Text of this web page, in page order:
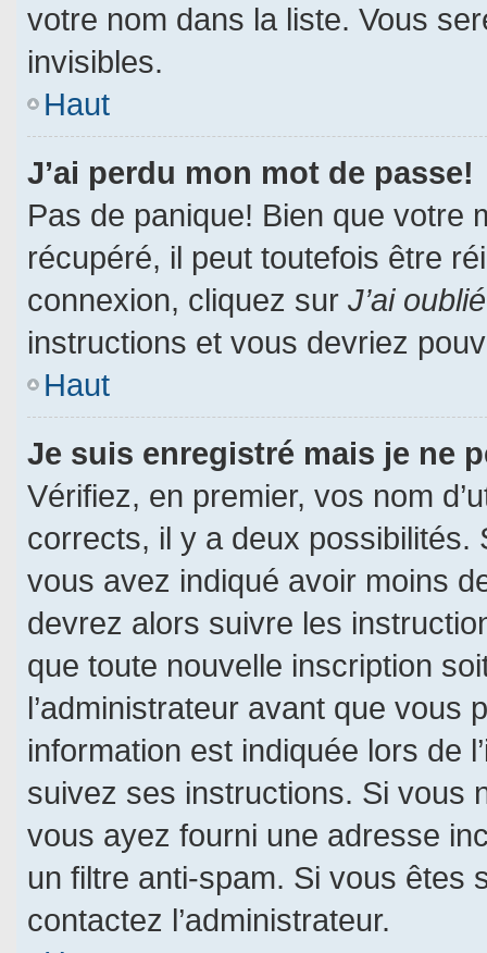
votre nom dans la liste. Vous
invisibles.
Haut
J’ai perdu mon mot de passe!
Pas de panique! Bien que votre
récupéré, il peut toutefois être
connexion, cliquez sur J’ai
instructions et vous devriez
Haut
Je suis enregistré mais je ne
Vérifiez, en premier, vos nom
corrects, il y a deux possibilités.
vous avez indiqué avoir moins
devrez alors suivre les
que toute nouvelle inscription
l’administrateur avant que vous
information est indiquée lors de
suivez ses instructions. Si vous
vous ayez fourni une adresse
un filtre anti-spam. Si vous êtes
contactez l’administrateur.